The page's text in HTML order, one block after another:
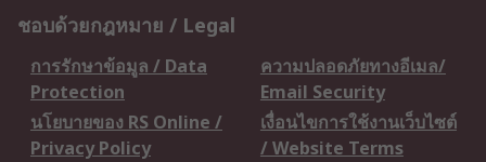
ชอบด้วยกฎหมาย / Legal
การรักษาข้อมูล / Data
Protection
ความปลอดภัยทางอีเมล/
Email Security
นโยบายของ RS Online /
Privacy Policy
เงื่อนไขการใช้งานเว็บไซต์
/ Website Terms